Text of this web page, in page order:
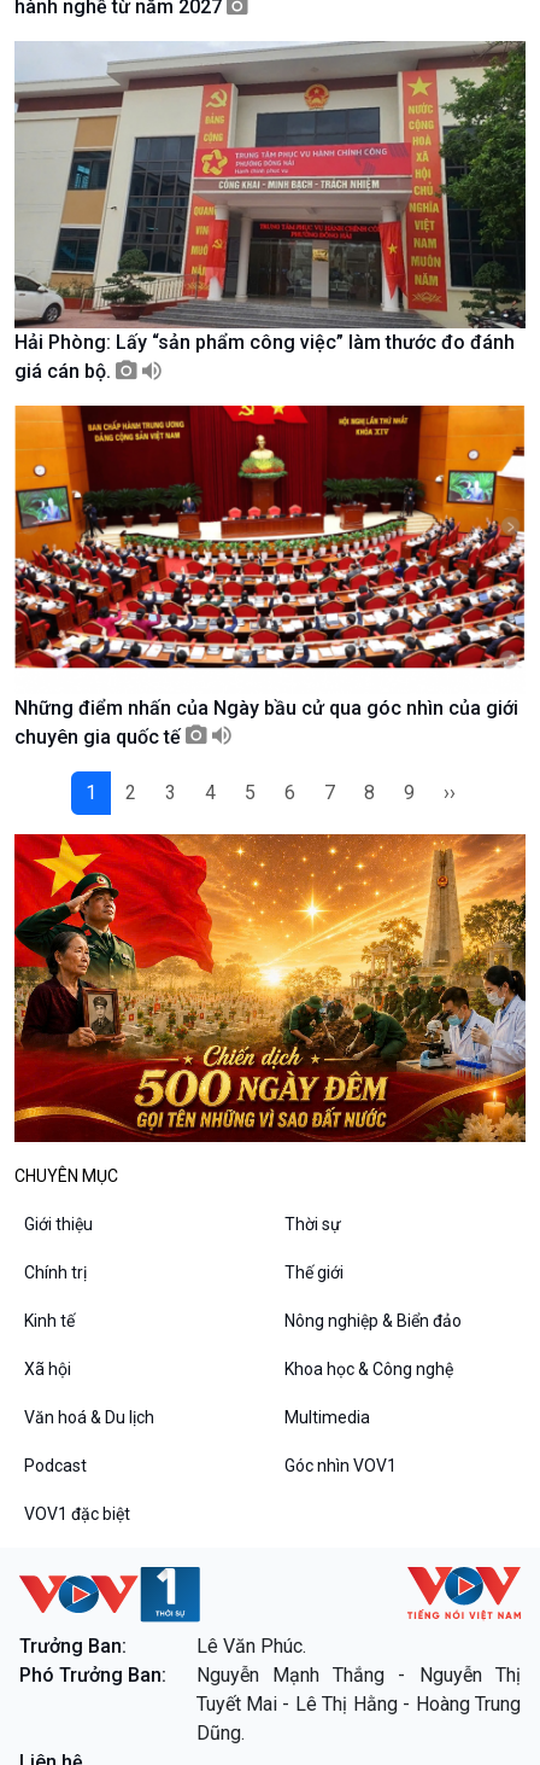
Văn hoá & Du lịch
Tin Văn hoá & Du lịch
Chát với người nổi tiếng
Câu chuyện Thể thao
Multimedia
Ảnh
Video
Infographic
E-Magazine
Podcast
Góc nhìn VOV1
Câu chuyện thời sự
Dòng chảy sự kiện
Đối thoại
Diễn đàn chủ nhật
Chuyện đêm
Chân dung cuộc sống
hành nghề từ năm 2027
Hải Phòng: Lấy “sản phẩm công việc” làm thước đo đánh
giá cán bộ.
Những điểm nhấn của Ngày bầu cử qua góc nhìn của giới
chuyên gia quốc tế
1 2 3 4 5 6 7 8 9 ››
CHUYÊN MỤC
Giới thiệu Thời sự
Chính trị Thế giới
Kinh tế Nông nghiệp & Biển đảo
Xã hội Khoa học & Công nghệ
Văn hoá & Du lịch Multimedia
Podcast Góc nhìn VOV1
VOV1 đặc biệt
Trưởng Ban:
Lê Văn Phúc.
Phó Trưởng Ban:
Nguyễn Mạnh Thắng - Nguyễn Thị
Tuyết Mai - Lê Thị Hằng - Hoàng Trung
Dũng.